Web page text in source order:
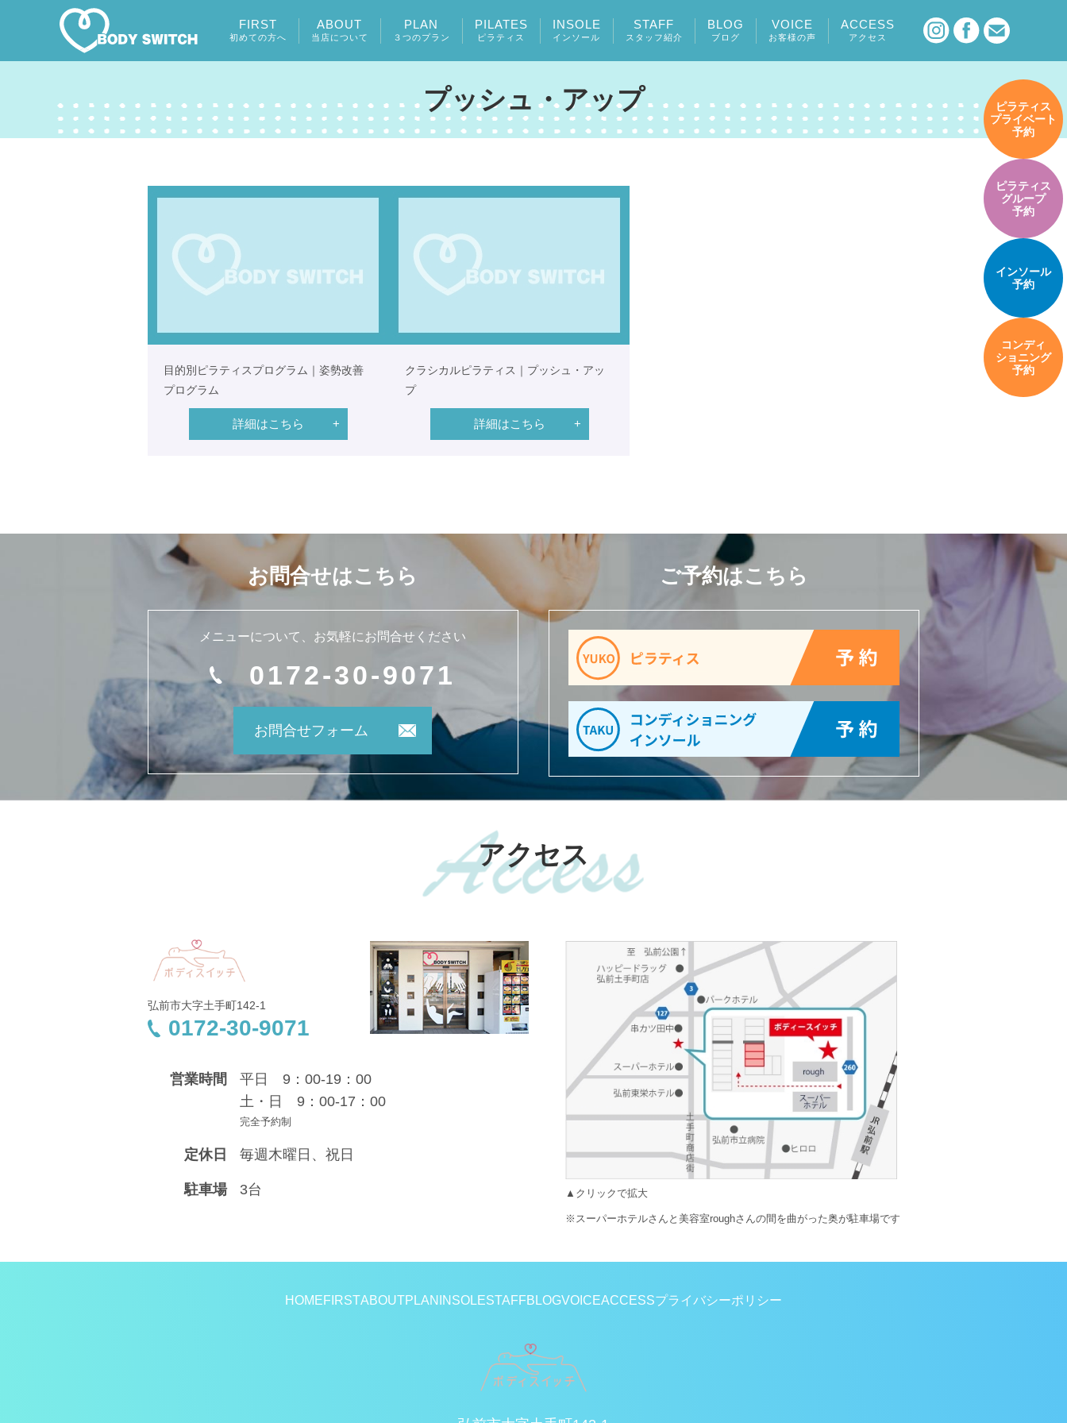
FIRST
初めての方へ
ABOUT
当店について
PLAN
３つのプラン
PILATES
ピラティス
INSOLE
インソール
STAFF
スタッフ紹介
BLOG
ブログ
VOICE
お客様の声
ACCESS
アクセス
ピラティス
プライベート
予約
ピラティス
グループ
予約
インソール
予約
コンディ
ショニング
予約
プッシュ・アップ
目的別ピラティスプログラム｜姿勢改善
プログラム
詳細はこちら
クラシカルピラティス｜プッシュ・アッ
プ
詳細はこちら
お問合せはこちら
メニューについて、 お気軽にお問合せください
0172-30-9071
お問合せフォーム
ご予約はこちら
アクセス
弘前市大字土手町142-1
0172-30-9071
営業時間
平日 9：00-19：00
土・日 9：00-17：00
完全予約制
定休日 毎週木曜日、祝日
駐車場 3台 ▲クリックで拡大
※スーパーホテルさんと美容室roughさんの間を曲がった奥が駐車場です
HOMEFIRSTABOUTPLAN INSOLESTAFFBLOGVOICEACCESSプライバシーポリシー